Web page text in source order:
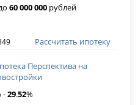
60 000 000 рублей
Рассчитать ипотеку
Перспектива на
-29.52%